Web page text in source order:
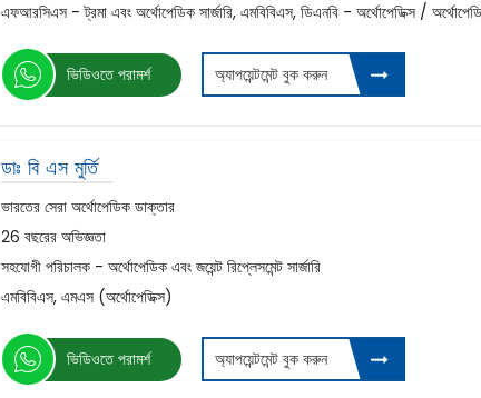
এফআরসিএস - ট্রমা এবং অর্থোপেডিক সার্জারি, এমবিবিএস, ডিএনবি - অর্থোপেডিক্স /
ভিডিওতে পরামর্শ অ্যাপয়েন্টমেন্ট বুক করুন
ডাঃ বি এস মুর্তি
ভারতের সেরা অর্থোপেডিক ডাক্তার
26 বছরের অভিজ্ঞতা
সহযোগী পরিচালক - অর্থোপেডিক এবং জয়েন্ট রিপ্লেসমেন্ট সার্জারি
এমবিবিএস, এমএস (অর্থোপেডিক্স)
ভিডিওতে পরামর্শ অ্যাপয়েন্টমেন্ট বুক করুন